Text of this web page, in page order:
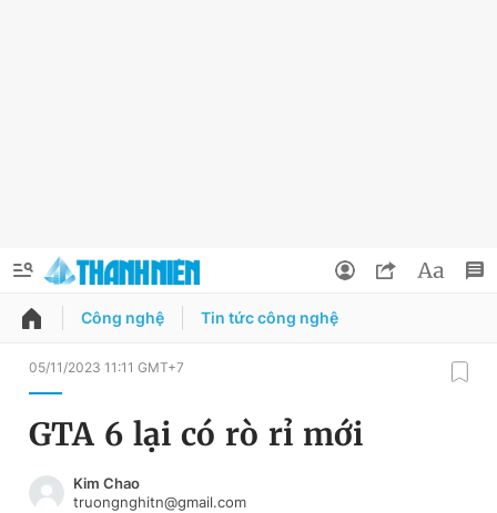
QUẢNG CÁO ĐẶT BÁO
Đổi mật khẩu
Tin đã lưu
Công nghệ Tin tức công nghệ
05/11/2023 11:11 GMT+7
GTA 6 lại có rò rỉ mới
Kim Chao
truongnghitn@gmail.com